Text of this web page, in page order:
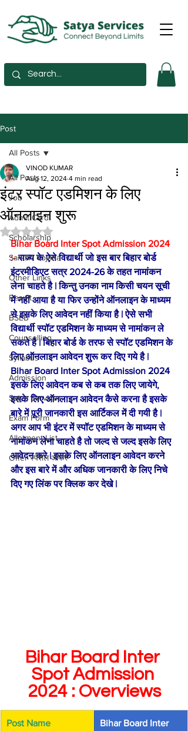
Post
All Posts
Job
Admit Card
Scholarship
Sarkari Yojana
Other Links
Result
BSEB
Counselling
Syllabus
Admission
Satya Services
Exam Form
Allotment List
Offer स्पेशल ऑफर
All Posts
इंटर स्पॉट एडमिशन के लिए
ऑनलाइन शुरू
VINOD KUMAR
Aug 12, 2024 4 min read
Rated NaN out of 5 stars.
Bihar Board Inter Spot Admission 2024
:- राज्य के ऐसे विद्यार्थी जो इस बार बिहार बोर्ड
इंटरमीडिएट सत्र 2024-26 के तहत नामांकन
लेना चाहते है | किन्तु उनका नाम किसी चयन सूची
में नहीं आया है या फिर उन्होंने ऑनलाइन के माध्यम
से इसके लिए आवेदन नहीं किया है | ऐसे सभी
विद्यार्थी स्पॉट एडमिशन के माध्यम से नामांकन ले
सकते है | बिहार बोर्ड के तरफ से स्पॉट एडमिशन के
लिए ऑनलाइन आवेदन शुरू कर दिए गये है |
Bihar Board Inter Spot Admission 2024
इसके लिए आवेदन कब से कब तक लिए जायेगे,
इसके लिए ऑनलाइन आवेदन कैसे करना है इसके
बारे में पूरी जानकारी इस आर्टिकल में दी गयी है |
अगर आप भी इंटर में स्पॉट एडमिशन के माध्यम से
नामांकन लेना चाहते है तो जल्द से जल्द इसके लिए
आवेदन करे | इसके लिए ऑनलाइन आवेदन करने
और इस बारे में और अधिक जानकारी के लिए निचे
दिए गए लिंक पर क्लिक कर देखे |
Bihar Board Inter
Spot Admission
2024 : Overviews
Post Name
Bihar Board Inter